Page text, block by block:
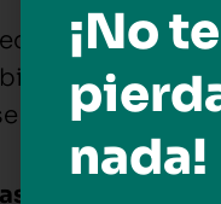
una serie
los menores
remarcan en la
de abandono
¡No te
nada!